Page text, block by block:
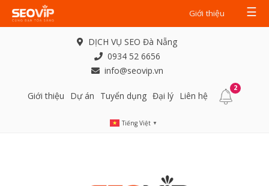
Giới thiệu ☰
DỊCH VỤ SEO Đà Nẵng
0934 52 6656
info@seovip.vn
Giới thiệu Dự án Tuyển dụng Đại lý Liên hệ
2
Tiếng Việt ▼